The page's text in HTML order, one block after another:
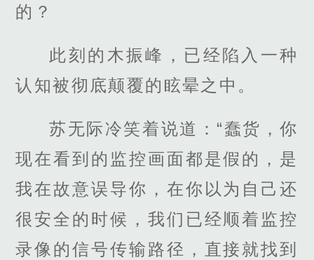
的？
此刻的木振峰，已经陷入一种
认知被彻底颠覆的眩晕之中。
苏无际冷笑着说道：“蠢货，你
现在看到的监控画面都是假的，是
我在故意误导你，在你以为自己还
很安全的时候，我们已经顺着监控
录像的信号传输路径，直接就找到